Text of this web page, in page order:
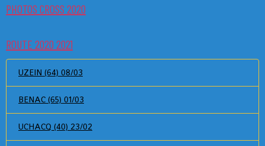
PHOTOS CROSS 2020
ROUTE 2020 2021
UZEIN (64) 08/03
BENAC (65) 01/03
UCHACQ (40) 23/02